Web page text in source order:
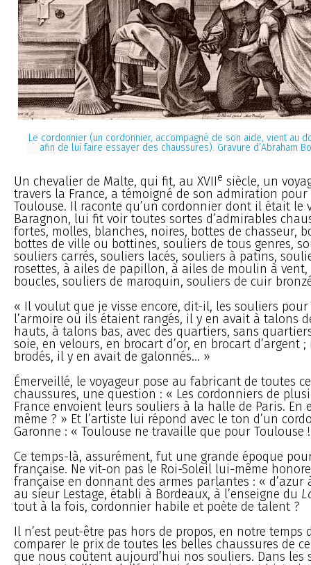
Le cordonnier (un cordonnier, accompagné de son aide, vient au
afin de lui faire essayer des chaussures). Gravure d’Abraham
Un chevalier de Malte, qui fit, au XVIIe siècle, un
travers la France, a témoigné de son admiration
Toulouse. Il raconte qu’un cordonnier dont il était le
Baragnon, lui fit voir toutes sortes d’admirables
fortes, molles, blanches, noires, bottes de chasseur,
bottes de ville ou bottines, souliers de tous genres,
souliers carrés, souliers lacés, souliers à patins,
rosettes, à ailes de papillon, à ailes de moulin à
boucles, souliers de maroquin, souliers de cuir
« Il voulut que je visse encore, dit-il, les souliers pour
l’armoire où ils étaient rangés, il y en avait à talons
hauts, à talons bas, avec des quartiers, sans
soie, en velours, en brocart d’or, en brocart d’argent
brodés, il y en avait de galonnés... »
Émerveillé, le voyageur pose au fabricant de toutes
chaussures, une question : « Les cordonniers de
France envoient leurs souliers à la halle de Paris. En
même ? » Et l’artiste lui répond avec le ton d’un
Garonne : « Toulouse ne travaille que pour Toulouse
Ce temps-là, assurément, fut une grande époque
française. Ne vit-on pas le Roi-Soleil lui-même
française en donnant des armes parlantes : « d’azur
au sieur Lestage, établi à Bordeaux, à l’enseigne du
tout à la fois, cordonnier habile et poète de talent ?
Il n’est peut-être pas hors de propos, en notre temps
comparer le prix de toutes les belles chaussures de
que nous coûtent aujourd’hui nos souliers. Dans les